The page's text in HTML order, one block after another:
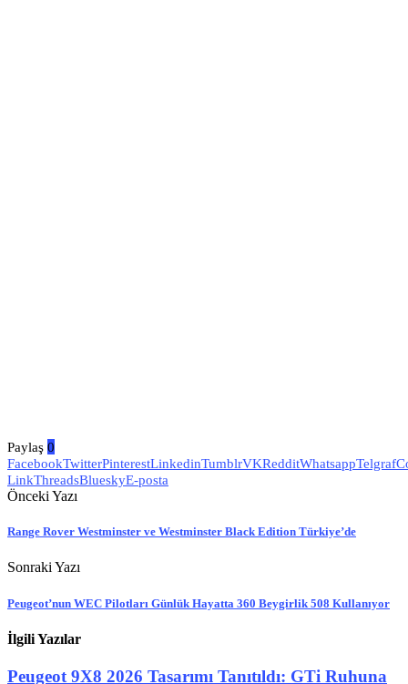
Paylaş 0
FacebookTwitterPinterestLinkedinTumblrVKRedditWhatsappTelgraf
LinkThreadsBlueskyE-posta
Önceki Yazı
Range Rover Westminster ve Westminster Black Edition Türkiye’de
Sonraki Yazı
Peugeot’nun WEC Pilotları Günlük Hayatta 360 Beygirlik 508 Kullanıyor
İlgili Yazılar
Peugeot 9X8 2026 Tasarımı Tanıtıldı: GTi Ruhuna